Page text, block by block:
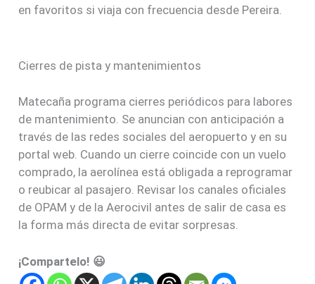
en favoritos si viaja con frecuencia desde Pereira.
Cierres de pista y mantenimientos
Matecaña programa cierres periódicos para labores
de mantenimiento. Se anuncian con anticipación a
través de las redes sociales del aeropuerto y en su
portal web. Cuando un cierre coincide con un vuelo
comprado, la aerolínea está obligada a reprogramar
o reubicar al pasajero. Revisar los canales oficiales
de OPAM y de la Aerocivil antes de salir de casa es
la forma más directa de evitar sorpresas.
¡Compartelo! 😃